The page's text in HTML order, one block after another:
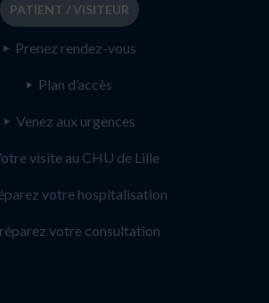
PATIENT / VISITEUR
Prenez rendez-vous
Plan d’accès
Venez aux urgences
visite au CHU de Lille
votre hospitalisation
votre consultation